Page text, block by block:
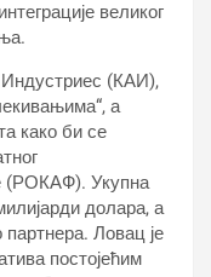
великог
(КАИ),
а
како би се
(РОКАФ). Укупна
долара, а
партнера. Ловац је
постојећим